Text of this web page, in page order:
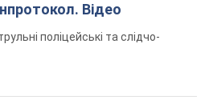
Відео
поліцейські та слідчо-